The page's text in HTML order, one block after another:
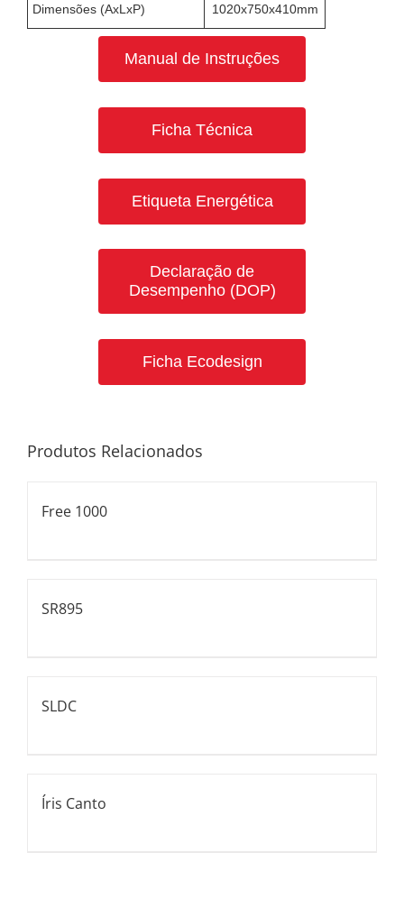
Dimensões (AxLxP) 1020x750x410mm
Manual de Instruções
Ficha Técnica
Etiqueta Energética
Declaração de
Desempenho (DOP)
Ficha Ecodesign
Produtos Relacionados
Free 1000
SR895
SLDC
Íris Canto